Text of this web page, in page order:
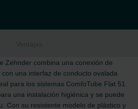
Ventajas
Zehnder combina una conexión de
una interfaz de conducto ovalada
para los sistemas ComfoTube Flat 51.
una instalación higiénica y se puede
Con su resistente modelo de plástico y